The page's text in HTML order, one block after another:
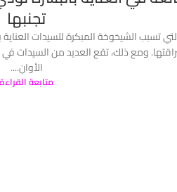
تجنبها
التي تسبب الشيخوخة المبكرة للسيدات
ومع ذلك، تقع العديد من السيدات
الأوان....
متابعة القراءة